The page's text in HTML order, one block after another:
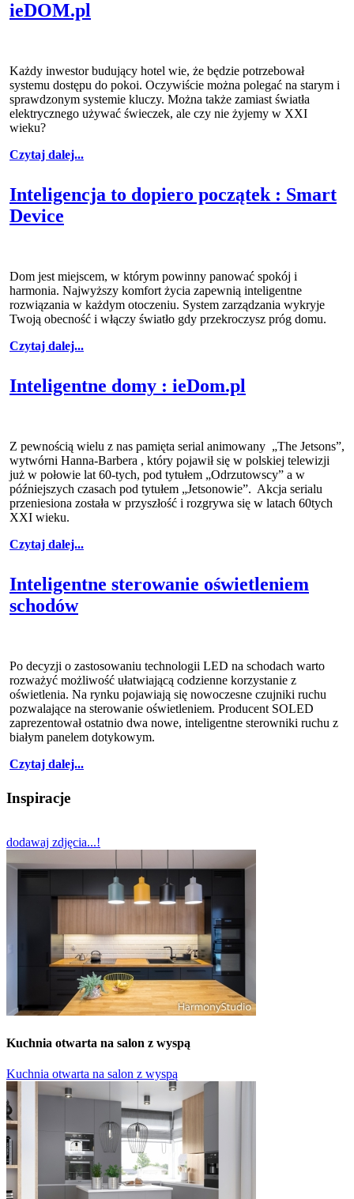
ieDOM.pl
Każdy inwestor budujący hotel wie, że będzie potrzebował
systemu dostępu do pokoi. Oczywiście można polegać na starym i
sprawdzonym systemie kluczy. Można także zamiast światła
elektrycznego używać świeczek, ale czy nie żyjemy w XXI
wieku?
Czytaj dalej...
Inteligencja to dopiero początek : Smart
Device
Dom jest miejscem, w którym powinny panować spokój i
harmonia. Najwyższy komfort życia zapewnią inteligentne
rozwiązania w każdym otoczeniu. System zarządzania wykryje
Twoją obecność i włączy światło gdy przekroczysz próg domu.
Czytaj dalej...
Inteligentne domy : ieDom.pl
Z pewnością wielu z nas pamięta serial animowany „The Jetsons”,
wytwórni Hanna-Barbera , który pojawił się w polskiej telewizji
już w połowie lat 60-tych, pod tytułem „Odrzutowscy” a w
późniejszych czasach pod tytułem „Jetsonowie”. Akcja serialu
przeniesiona została w przyszłość i rozgrywa się w latach 60tych
XXI wieku.
Czytaj dalej...
Inteligentne sterowanie oświetleniem
schodów
Po decyzji o zastosowaniu technologii LED na schodach warto
rozważyć możliwość ułatwiającą codzienne korzystanie z
oświetlenia. Na rynku pojawiają się nowoczesne czujniki ruchu
pozwalające na sterowanie oświetleniem. Producent SOLED
zaprezentował ostatnio dwa nowe, inteligentne sterowniki ruchu z
białym panelem dotykowym.
Czytaj dalej...
Inspiracje
dodawaj zdjęcia...!
Kuchnia otwarta na salon z wyspą
Kuchnia otwarta na salon z wyspą